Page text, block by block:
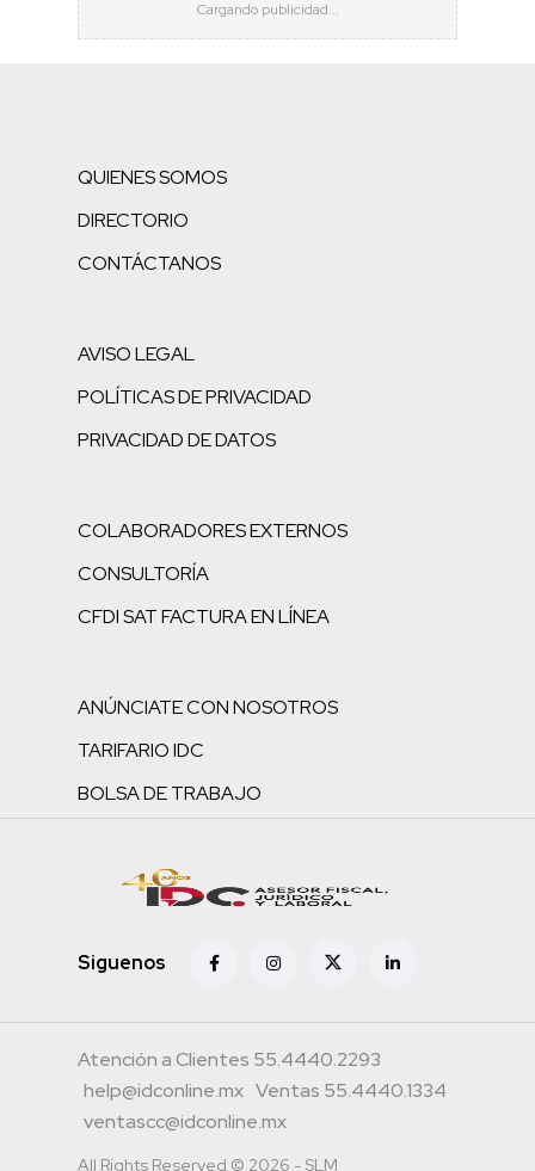
QUIENES SOMOS
DIRECTORIO
CONTÁCTANOS
AVISO LEGAL
POLÍTICAS DE PRIVACIDAD
PRIVACIDAD DE DATOS
COLABORADORES EXTERNOS
CONSULTORÍA
CFDI SAT FACTURA EN LÍNEA
ANÚNCIATE CON NOSOTROS
TARIFARIO IDC
BOLSA DE TRABAJO
Siguenos
Atención a Clientes 55.4440.2293
help@idconline.mx Ventas 55.4440.1334
ventascc@idconline.mx
All Rights Reserved © 2026 - SLM